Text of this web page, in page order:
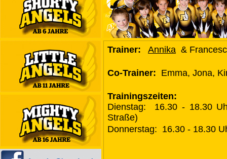
Trainer: Annika &
Co-Trainer: Emma, Jona,
Trainingszeiten:
Dienstag: 16.30 - 18.30
Straße)
Donnerstag: 16.30 - 18.30